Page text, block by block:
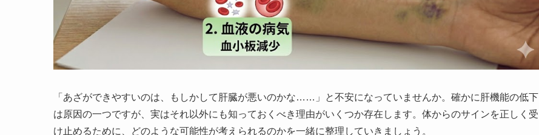
「あざができやすいのは、もしかして肝臓が悪いのかな……」と不安になっていませんか。確かに肝機能の低下
は原因の一つですが、実はそれ以外にも知っておくべき理由がいくつか存在します。体からのサインを正しく受
け止めるために、どのような可能性が考えられるのかを一緒に整理していきましょう。